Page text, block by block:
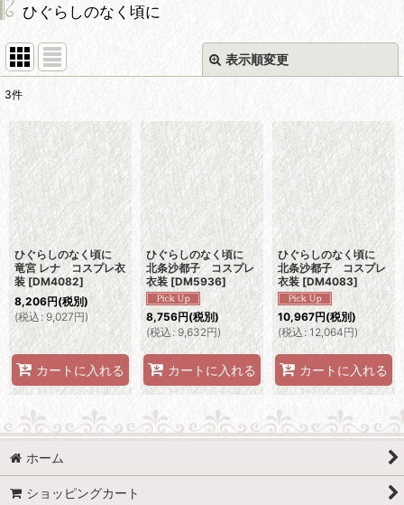
ひぐらしのなく頃に
表示順変更
並び順:
絞り込む
3件
ひぐらしのなく頃に
竜宮 レナ コスプレ衣
装 [DM4082]
8,206円(税別)
(税込 : 9,027円)
カートに入れる
ひぐらしのなく頃に
北条沙都子 コスプレ
衣装 [DM5936]
8,756円(税別)
(税込: 9,632円)
カートに入れる
ひぐらしのなく頃に
北条沙都子 コスプレ
衣装 [DM4083]
10,967円(税別)
(税込: 12,064円)
カートに入れる
ホーム
ショッピングカート